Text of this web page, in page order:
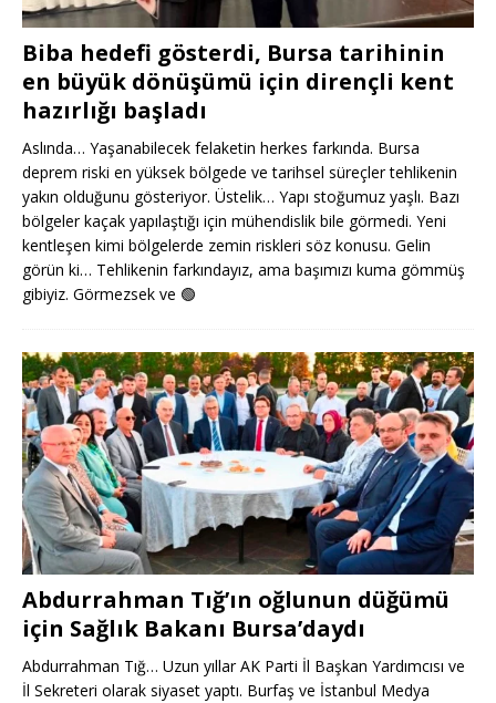
Biba hedefi gösterdi, Bursa tarihinin
en büyük dönüşümü için dirençli kent
hazırlığı başladı
Aslında… Yaşanabilecek felaketin herkes farkında. Bursa
deprem riski en yüksek bölgede ve tarihsel süreçler tehlikenin
yakın olduğunu gösteriyor. Üstelik… Yapı stoğumuz yaşlı. Bazı
bölgeler kaçak yapılaştığı için mühendislik bile görmedi. Yeni
kentleşen kimi bölgelerde zemin riskleri söz konusu. Gelin
görün ki… Tehlikenin farkındayız, ama başımızı kuma gömmüş
gibiyiz. Görmezsek ve 🟢
Abdurrahman Tığ’ın oğlunun düğümü
için Sağlık Bakanı Bursa’daydı
Abdurrahman Tığ… Uzun yıllar AK Parti İl Başkan Yardımcısı ve
İl Sekreteri olarak siyaset yaptı. Burfaş ve İstanbul Medya